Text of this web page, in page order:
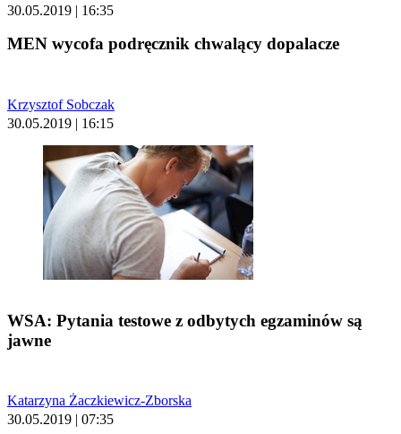
30.05.2019 | 16:35
MEN wycofa podręcznik chwalący dopalacze
Krzysztof Sobczak
30.05.2019 | 16:15
WSA: Pytania testowe z odbytych egzaminów są
jawne
Katarzyna Żaczkiewicz-Zborska
30.05.2019 | 07:35